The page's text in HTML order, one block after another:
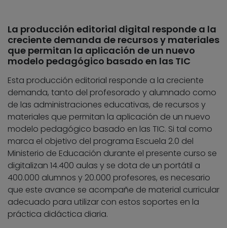
La producción editorial digital responde a la
creciente demanda de recursos y materiales
que permitan la aplicación de un nuevo
modelo pedagógico basado en las TIC
Esta producción editorial responde a la creciente
demanda, tanto del profesorado y alumnado como
de las administraciones educativas, de recursos y
materiales que permitan la aplicación de un nuevo
modelo pedagógico basado en las TIC. Si tal como
marca el objetivo del programa Escuela 2.0 del
Ministerio de Educación durante el presente curso se
digitalizan 14.400 aulas y se dota de un portátil a
400.000 alumnos y 20.000 profesores, es necesario
que este avance se acompañe de material curricular
adecuado para utilizar con estos soportes en la
práctica didáctica diaria.